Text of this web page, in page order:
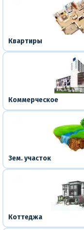
Квартиры
Коммерческое
Зем. участок
Коттеджа